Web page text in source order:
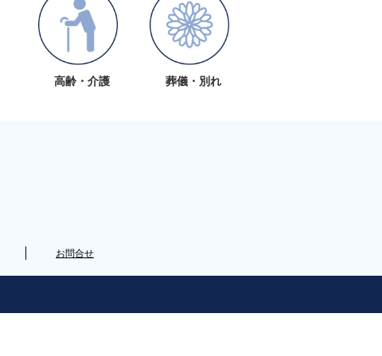
高齢・介護 葬儀・別れ
お問合せ